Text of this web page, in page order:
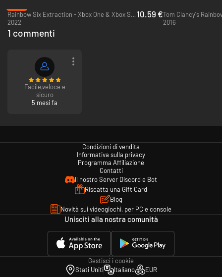
Rainbow Six Extraction - Xbox One & Xbox Series X|S
2022
10.59 €
2016
1 commenti
Facile,veloce e
sicuro
5 mesi fa
Condizioni di vendita
Informativa sulla privacy
Programma Affiliazione
Contatti
Il nostro Server Discord e Bot
Riscatta una Gift Card
Blog
Novità sui videogiochi, per PC e console
Unisciti alla nostra comunità
Gestisci i cookie
Stati Uniti
Italiano EUR